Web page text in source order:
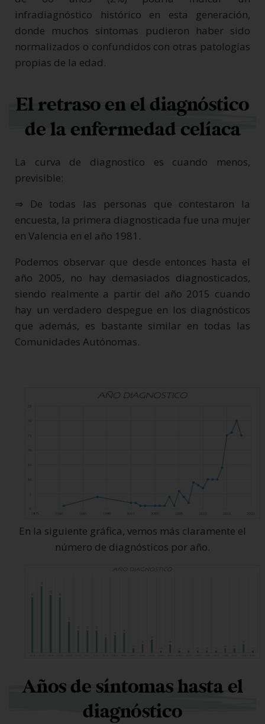
infradiagnóstico histórico en esta generación,
donde muchos síntomas pudieron haber sido
normalizados o confundidos con otras patologías
propias de la edad.
El retraso en el diagnóstico
de la enfermedad celíaca
La curva de diagnostico es cuando menos,
previsible:
⇒ De todas las personas que contestaron la
encuesta, la primera diagnosticada fue una mujer
en Valencia en el año 1981.
Podemos observar que desde entonces hasta el
año 2005, no hay demasiados diagnosticados,
siendo realmente a partir del año 2015 cuando
hay un verdadero despegue en los diagnósticos
que además, es bastante similar en todas las
Comunidades Autónomas.
En la siguiente gráfica, vemos más claramente el
número de diagnósticos por año.
Años de síntomas hasta el
diagnóstico